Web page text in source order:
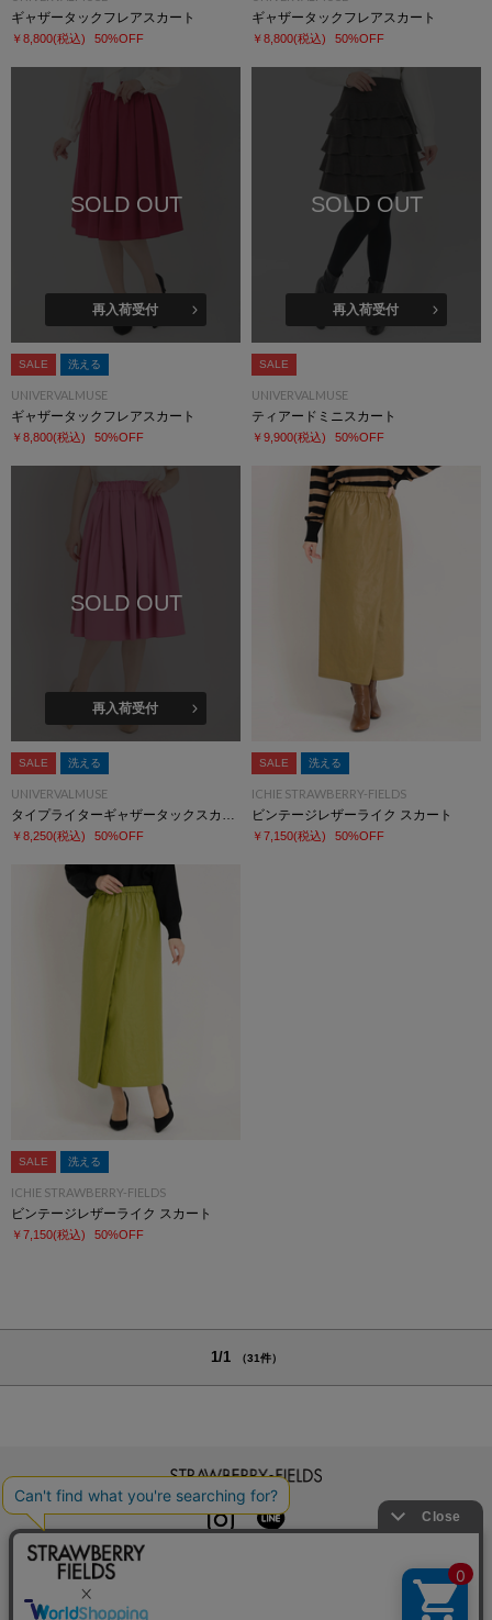
ギャザータックフレアスカート
￥8,800(税込) 50%OFF
ギャザータックフレアスカート
￥8,800(税込) 50%OFF
SOLD OUT
再入荷受付
SALE 洗える
UNIVERVALMUSE
ギャザータックフレアスカート
￥8,800(税込) 50%OFF
SOLD OUT
再入荷受付
SALE
UNIVERVALMUSE
ティアードミニスカート
￥9,900(税込) 50%OFF
SOLD OUT
再入荷受付
SALE 洗える
UNIVERVALMUSE
￥8,250(税込) 50%OFF
SALE 洗える
ICHIE STRAWBERRY-FIELDS
ビンテージレザーライク スカート
￥7,150(税込) 50%OFF
SALE 洗える
ICHIE STRAWBERRY-FIELDS
ビンテージレザーライク スカート
￥7,150(税込) 50%OFF
1/1 （31件）
INSTAGRAM
LINE
初めての方へ 特定商取引法に基づく表記
プライバシーポリシー 会社概要